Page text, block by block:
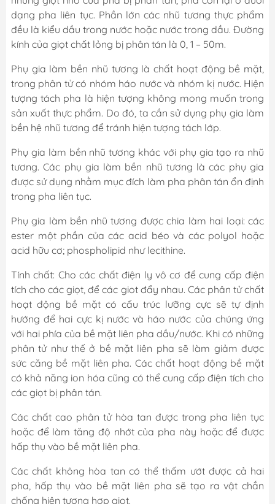
dạng pha liên tục. Phần lớn các nhũ tương thực phẩm
đều là kiểu dầu trong nước hoặc nước trong dầu. Đường
kính của giọt chất lỏng bị phân tán là 0, 1 – 50m.
Phụ gia làm bền nhũ tương là chất hoạt động bề mặt,
trong phân tử có nhóm háo nước và nhóm kị nước. Hiện
tượng tách pha là hiện tượng không mong muốn trong
sản xuất thực phẩm. Do đó, ta cần sử dụng phụ gia làm
bền hệ nhũ tương để tránh hiện tượng tách lớp.
Phụ gia làm bền nhũ tương khác với phụ gia tạo ra nhũ
tương. Các phụ gia làm bền nhũ tương là các phụ gia
được sử dụng nhằm mục đích làm pha phân tán ổn định
trong pha liên tục.
Phụ gia làm bền nhũ tương được chia làm hai loại: các
ester một phần của các acid béo và các polyol hoặc
acid hữu cơ; phospholipid như lecithine.
Tính chất: Cho các chất điện ly vô cơ để cung cấp điện
tích cho các giọt, để các giot đẩy nhau. Các phân tử chất
hoạt động bề mặt có cấu trúc lưỡng cực sẽ tự định
hướng để hai cực kị nước và háo nước của chúng ứng
với hai phía của bề mặt liên pha dầu/nước. Khi có những
phân tử như thế ở bề mặt liên pha sẽ làm giảm được
sức căng bề mặt liên pha. Các chất hoạt động bề mặt
có khả năng ion hóa cũng có thể cung cấp điện tích cho
các giọt bị phân tán.
Các chất cao phân tử hòa tan được trong pha liên tục
hoặc để làm tăng độ nhớt của pha này hoặc để được
hấp thụ vào bề mặt liên pha.
Các chất không hòa tan có thể thấm ướt được cả hai
pha, hấp thụ vào bề mặt liên pha sẽ tạo ra vật chắn
chống hiện tượng hợp giọt.